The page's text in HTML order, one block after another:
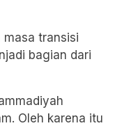
masa transisi
bagian dari
Oleh karena itu